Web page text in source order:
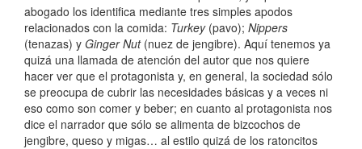
abogado los identifica mediante tres simples apodos
relacionados con la comida: Turkey (pavo); Nippers
(tenazas) y Ginger Nut(nuez de jengibre). Aquí tenemos ya
quizá una llamada de atención del autor que nos quiere
hacer ver que el protagonista y, en general, la sociedad sólo
se preocupa de cubrir las necesidades básicas y a veces ni
eso como son comer y beber; en cuanto al protagonista nos
dice el narrador que sólo se alimenta de bizcochos de
jengibre, queso y migas… al estilo quizá de los ratoncitos